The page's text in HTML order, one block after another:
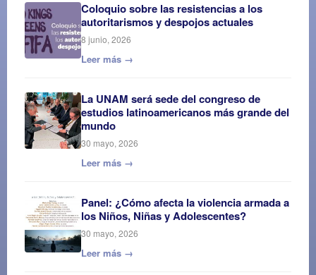
Coloquio sobre las resistencias a los
autoritarismos y despojos actuales
8 junio, 2026
Leer más →
La UNAM será sede del congreso de
estudios latinoamericanos más grande del
mundo
30 mayo, 2026
Leer más →
Panel: ¿Cómo afecta la violencia armada a
los Niños, Niñas y Adolescentes?
30 mayo, 2026
Leer más →